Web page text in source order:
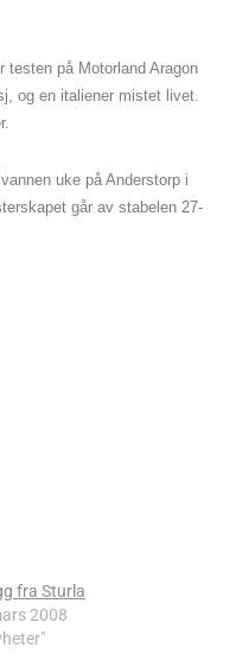
testen på Motorland Aragon
og en italiener mistet livet.
uke på Anderstorp i
går av stabelen 27-
fra Sturla
2008